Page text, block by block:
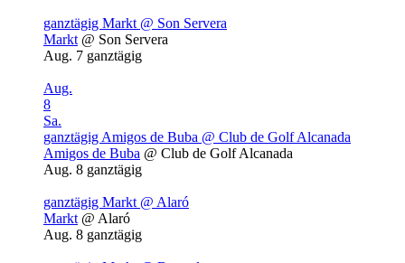
ganztägig Markt @ Son Servera
Markt @ Son Servera
Aug. 7 ganztägig
Aug.
8
Sa.
ganztägig Amigos de Buba @ Club de Golf Alcanada
Amigos de Buba @ Club de Golf Alcanada
Aug. 8 ganztägig
ganztägig Markt @ Alaró
Markt @ Alaró
Aug. 8 ganztägig